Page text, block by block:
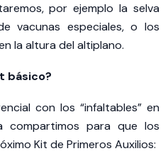
por ejemplo la selva
vacunas especiales, o los
la altura del altiplano.
básico?
con los “infaltables” en
para que los
Kit de Primeros Auxilios: